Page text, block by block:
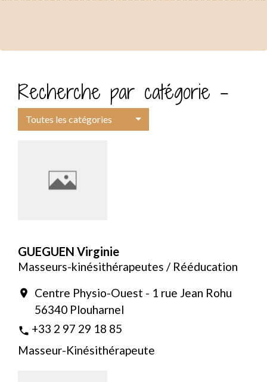
Recherche par catégorie -
Toutes les catégories
GUEGUEN Virginie
Masseurs-kinésithérapeutes / Rééducation
location_on
Centre Physio-Ouest - 1 rue Jean Rohu
56340 Plouharnel
phone +33 2 97 29 18 85
Masseur-Kinésithérapeute